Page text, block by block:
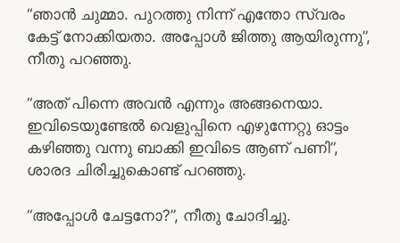
“ഞാൻ ചുമ്മാ. പുറത്തു നിന്ന് എന്തോ സ്വരം
കേട്ട് നോക്കിയതാ. അപ്പോൾ ജിത്തു ആയിരുന്നു”,
നീതു പറഞ്ഞു.
“അത് പിന്നെ അവൻ എന്നും അങ്ങനെയാ.
ഇവിടെയുണ്ടേൽ വെളുപ്പിനെ എഴുന്നേറ്റു ഓട്ടം
കഴിഞ്ഞു വന്നു ബാക്കി ഇവിടെ ആണ് പണി”,
ശാരദ ചിരിച്ചുകൊണ്ട് പറഞ്ഞു.
“അപ്പോൾ ചേട്ടനോ?”, നീതു ചോദിച്ചു.